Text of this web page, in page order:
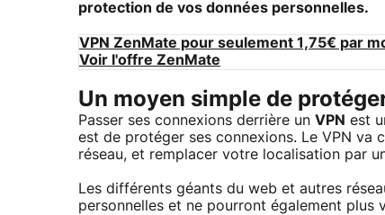
protection de vos données personnelles.
VPN ZenMate pour seulement 1,75€ par
Voir l'offre ZenMate
Un moyen simple de
Passer ses connexions derrière un VPN est
est de protéger ses connexions. Le VPN va
réseau, et remplacer votre localisation par
Les différents géants du web et autres
personnelles et ne pourront également